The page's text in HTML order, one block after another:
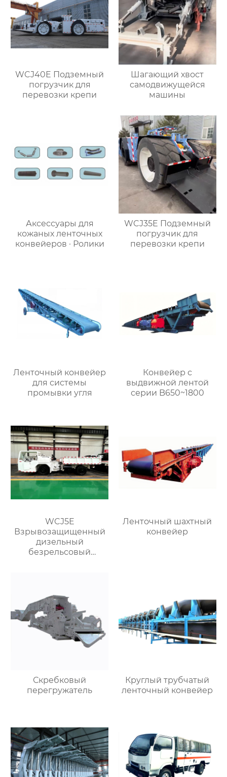
WCJ40E Подземный
погрузчик для
перевозки крепи
Шагающий хвост
самодвижущейся
машины
Аксессуары для
кожаных ленточных
конвейеров · Ролики
WCJ35E Подземный
погрузчик для
перевозки крепи
Ленточный конвейер
для системы
промывки угля
Конвейер с
выдвижной лентой
серии B650~1800
WCJ5E
Взрывозащищенный
дизельный
безрельсовый
Ленточный шахтный
конвейер
Скребковый
перегружатель
Круглый трубчатый
ленточный конвейер